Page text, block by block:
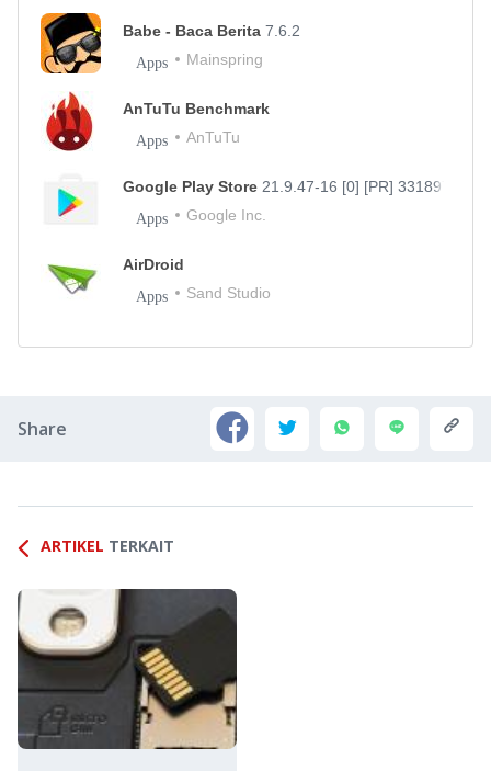
Babe - Baca Berita 7.6.2
Apps Mainspring
AnTuTu Benchmark
Apps AnTuTu
Google Play Store 21.9.47-16 [0] [PR] 331897675
Apps Google Inc.
AirDroid
Apps Sand Studio
Share
ARTIKEL TERKAIT